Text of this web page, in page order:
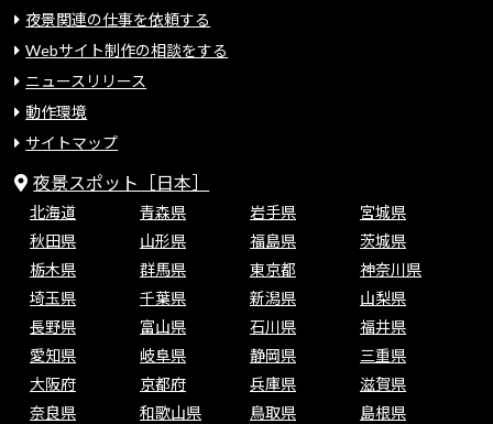
夜景関連の仕事を依頼する
Webサイト制作の相談をする
ニュースリリース
動作環境
サイトマップ
夜景スポット［日本］
北海道 青森県 岩手県
宮城県
秋田県
山形県 福島県
茨城県
栃木県
群馬県 東京都
神奈川県
埼玉県
千葉県 新潟県
山梨県
長野県
富山県 石川県
福井県
愛知県
岐阜県 静岡県
三重県
大阪府
京都府 兵庫県
滋賀県
奈良県
和歌山県 鳥取県
島根県